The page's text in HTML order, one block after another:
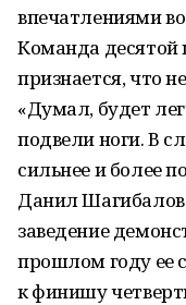
впечатлениями
Команда десятой
признается, что
«Думал, будет
подвели ноги. В
сильнее и более
Данил
заведение
прошлом году ее
к финишу